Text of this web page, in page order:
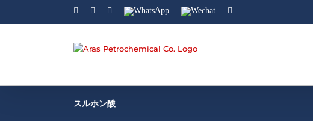
FacebookLinkedinInstagram
WhatsApp Wechat
スルホン酸